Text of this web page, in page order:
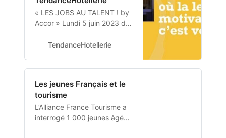
« LES JOBS AU TALENT ! by
Accor » Lundi 5 juin 2023 de
Montparnasse Suivie d’un job
métiers de…
TendanceHotellerie
Les jeunes Français et le
tourisme
L’Alliance France Tourisme a
interrogé 1 000 jeunes âgés